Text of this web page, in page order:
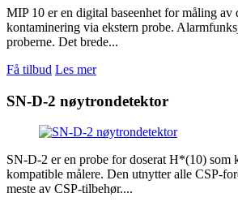
MIP 10 er en digital baseenhet for måling av
kontaminering via ekstern probe.
proberne. Det brede...
Få tilbud Les mer
SN-D-2 nøytrondetektor
SN-D-2 er en probe for doserat H*(10) som
kompatible målere. Den utnytter alle CSP-
meste av CSP-tilbehør....